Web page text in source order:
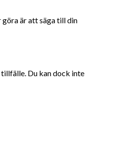
är att säga till din
Du kan dock inte